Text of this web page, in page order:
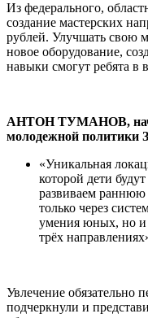
Из федерального,
создание мастерских
рублей. Улучшать свою
новое оборудование,
навыки смогут ребята в
АНТОН ТУМАНОВ,
молодежной политики
«Уникальная
которой дети
развиваем
только через
умения юных, но и
трёх
Увлечение обязательно
подчеркнули и